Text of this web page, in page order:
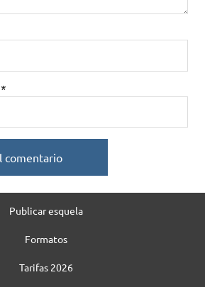
*
Publicar esquela
Formatos
Tarifas 2026